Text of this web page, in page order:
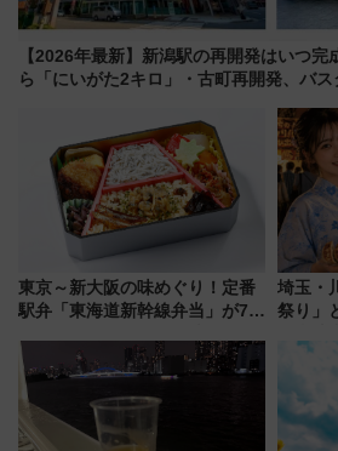
【2026年最新】新潟駅の再開発はいつ
ら「にいがた2キロ」・古町再開発、バ
東京～新大阪の味めぐり！定番
駅弁「東海道新幹線弁当」が7月
埼玉・
祭り」
を食べ